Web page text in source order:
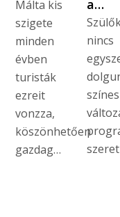
Málta kis
szigete
minden
évben
turisták
ezreit
vonzza,
köszönhetően
gazdag…
a…
nincs